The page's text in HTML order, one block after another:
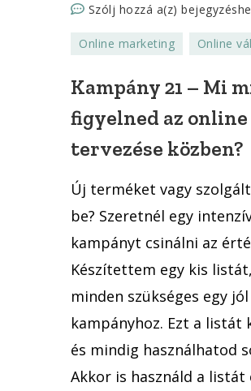
Szólj hozzá a(z)Kampány
mindenre
kell
az
kampányod
tervezése
közben?
Online marketing Online
Kampány 21 – Mi
figyelned az
tervezése közben?
Új terméket vagy
be? Szeretnél egy
kampányt csinálni az
Készítettem egy kis
minden szükséges egy
kampányhoz. Ezt a listát
és mindig használhatod
Akkor is használd a listát